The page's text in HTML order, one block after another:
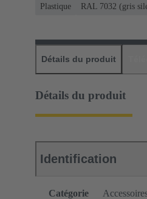
Plastique
RAL 7032 (gris
Détails du produit
Détails du produit
Identification
Catégorie